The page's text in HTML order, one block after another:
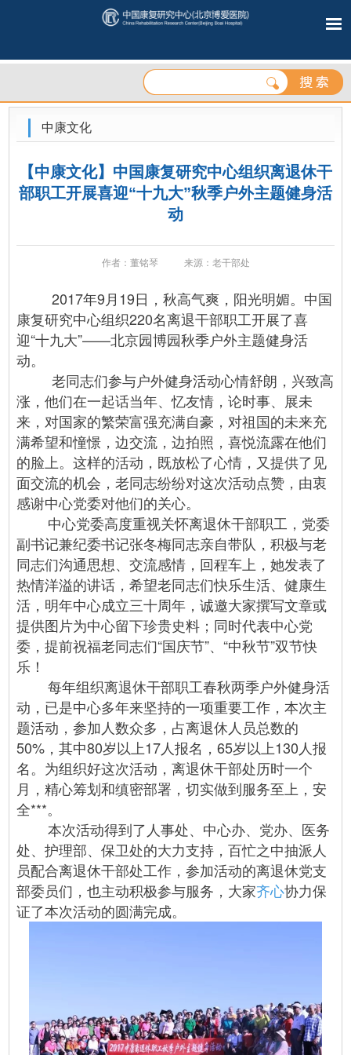
中康文化
【中康文化】中国康复研究中心组织离退休干
部职工开展喜迎“十九大”秋季户外主题健身活
动
作者：董铭琴 来源：老干部处
2017年9月19日，秋高气爽，阳光明媚。中国
康复研究中心组织220名离退干部职工开展了喜
迎“十九大”——北京园博园秋季户外主题健身活
动。
老同志们参与户外健身活动心情舒朗，兴致高
涨，他们在一起话当年、忆友情，论时事、展未
来，对国家的繁荣富强充满自豪，对祖国的未来充
满希望和憧憬，边交流，边拍照，喜悦流露在他们
的脸上。这样的活动，既放松了心情，又提供了见
面交流的机会，老同志纷纷对这次活动点赞，由衷
感谢中心党委对他们的关心。
中心党委高度重视关怀离退休干部职工，党委
副书记兼纪委书记张冬梅同志亲自带队，积极与老
同志们沟通思想、交流感情，回程车上，她发表了
热情洋溢的讲话，希望老同志们快乐生活、健康生
活，明年中心成立三十周年，诚邀大家撰写文章或
提供图片为中心留下珍贵史料；同时代表中心党
委，提前祝福老同志们“国庆节”、“中秋节”双节快
乐！
每年组织离退休干部职工春秋两季户外健身活
动，已是中心多年来坚持的一项重要工作，本次主
题活动，参加人数众多，占离退休人员总数的
50%，其中80岁以上17人报名，65岁以上130人报
名。为组织好这次活动，离退休干部处历时一个
月，精心筹划和缜密部署，切实做到服务至上，安
全***。
本次活动得到了人事处、中心办、党办、医务
处、护理部、保卫处的大力支持，百忙之中抽派人
员配合离退休干部处工作，参加活动的离退休党支
部委员们，也主动积极参与服务，大家齐心协力保
证了本次活动的圆满完成。